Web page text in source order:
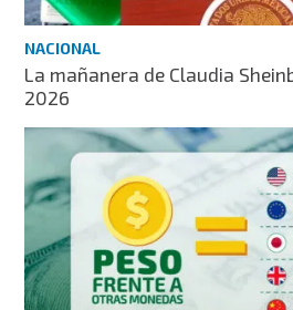
NACIONAL
La mañanera de Claudia
2026